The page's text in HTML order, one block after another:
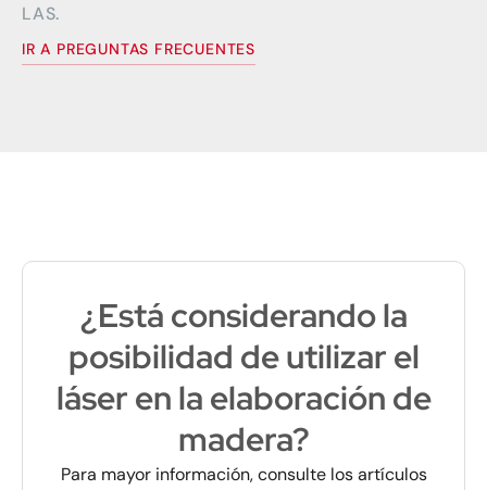
LAS.
IR A PREGUNTAS FRECUENTES
¿Está considerando la
posibilidad de utilizar el
láser en la elaboración de
madera?
Para mayor información, consulte los artículos